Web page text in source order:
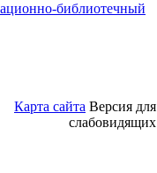
библиотечный
Карта сайта Версия для
слабовидящих